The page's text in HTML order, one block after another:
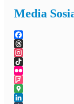
Media
Facebook
Threads
Instagram
TikTok
Flickr
Foursquare
Google